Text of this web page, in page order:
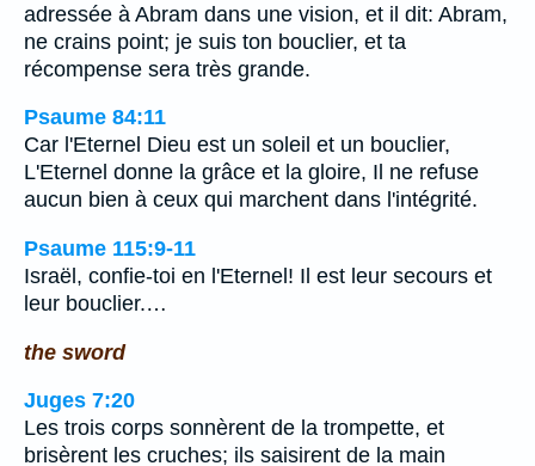
adressée à Abram dans une vision, et il dit: Abram,
ne crains point; je suis ton bouclier, et ta
récompense sera très grande.
Psaume 84:11
Car l'Eternel Dieu est un soleil et un bouclier,
L'Eternel donne la grâce et la gloire, Il ne refuse
aucun bien à ceux qui marchent dans l'intégrité.
Psaume 115:9-11
Israël, confie-toi en l'Eternel! Il est leur secours et
leur bouclier.…
the sword
Juges 7:20
Les trois corps sonnèrent de la trompette, et
brisèrent les cruches; ils saisirent de la main